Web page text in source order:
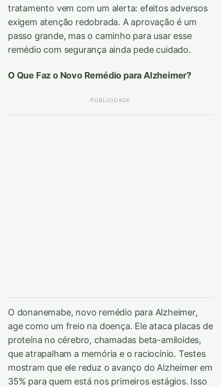
tratamento vem com um alerta: efeitos adversos
exigem atenção redobrada. A aprovação é um
passo grande, mas o caminho para usar esse
remédio com segurança ainda pede cuidado.
O Que Faz o Novo Remédio para Alzheimer?
PUBLICIDADE
O donanemabe, novo remédio para Alzheimer,
age como um freio na doença. Ele ataca placas de
proteína no cérebro, chamadas beta-amiloides,
que atrapalham a memória e o raciocínio. Testes
mostram que ele reduz o avanço do Alzheimer em
35% para quem está nos primeiros estágios. Isso